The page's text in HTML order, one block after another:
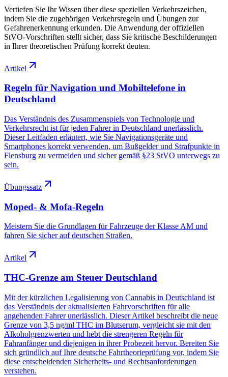
Vertiefen Sie Ihr Wissen über diese speziellen Verkehrszeichen,
indem Sie die zugehörigen Verkehrsregeln und Übungen zur
Gefahrenerkennung erkunden. Die Anwendung der offiziellen
StVO-Vorschriften stellt sicher, dass Sie kritische Beschilderungen
in Ihrer theoretischen Prüfung korrekt deuten.
Artikel
Regeln für Navigation und Mobiltelefone in
Deutschland
Das Verständnis des Zusammenspiels von Technologie und
Verkehrsrecht ist für jeden Fahrer in Deutschland unerlässlich.
Dieser Leitfaden erläutert, wie Sie Navigationsgeräte und
Smartphones korrekt verwenden, um Bußgelder und Strafpunkte in
Flensburg zu vermeiden und sicher gemäß §23 StVO unterwegs zu
sein.
Übungssatz
Moped- & Mofa-Regeln
Meistern Sie die Grundlagen für Fahrzeuge der Klasse AM und
fahren Sie sicher auf deutschen Straßen.
Artikel
THC-Grenze am Steuer Deutschland
Mit der kürzlichen Legalisierung von Cannabis in Deutschland ist
das Verständnis der aktualisierten Fahrvorschriften für alle
angehenden Fahrer unerlässlich. Dieser Artikel beschreibt die neue
Grenze von 3,5 ng/ml THC im Blutserum, vergleicht sie mit den
Alkoholgrenzwerten und hebt die strengeren Regeln für
Fahranfänger und diejenigen in ihrer Probezeit hervor. Bereiten Sie
sich gründlich auf Ihre deutsche Fahrtheorieprüfung vor, indem Sie
diese entscheidenden Sicherheits- und Rechtsanforderungen
verstehen.